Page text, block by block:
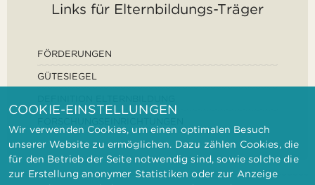
Links für Elternbildungs-Träger
FÖRDERUNGEN
GÜTESIEGEL
COOKIE-EINSTELLUNGEN
Wir verwenden Cookies, um einen optimalen Besuch
unserer Website zu ermöglichen. Dazu zählen Cookies, die
für den Betrieb der Seite notwendig sind, sowie solche die
zur Erstellung anonymer Statistiken oder zur Anzeige